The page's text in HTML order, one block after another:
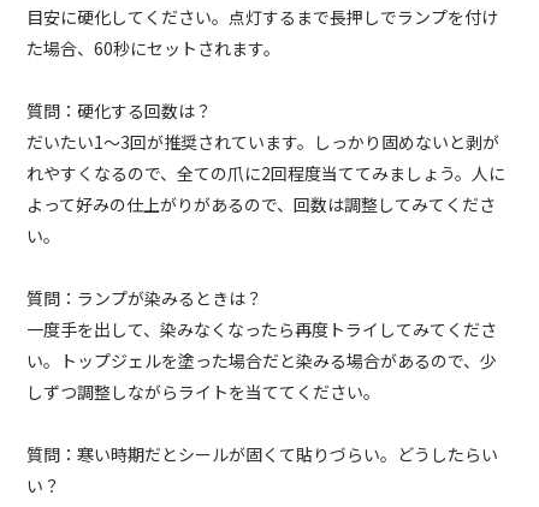
目安に硬化してください。点灯するまで長押しでランプを付け
た場合、60秒にセットされます。
質問：硬化する回数は？
だいたい1～3回が推奨されています。しっかり固めないと剥が
れやすくなるので、全ての爪に2回程度当ててみましょう。人に
よって好みの仕上がりがあるので、回数は調整してみてくださ
い。
質問：ランプが染みるときは？
一度手を出して、染みなくなったら再度トライしてみてくださ
い。トップジェルを塗った場合だと染みる場合があるので、少
しずつ調整しながらライトを当ててください。
質問：寒い時期だとシールが固くて貼りづらい。どうしたらい
い？